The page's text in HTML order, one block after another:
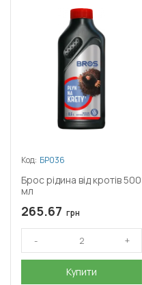
Код: БР036
Брос рідина від кротів 500
мл
265.67 грн
Купити